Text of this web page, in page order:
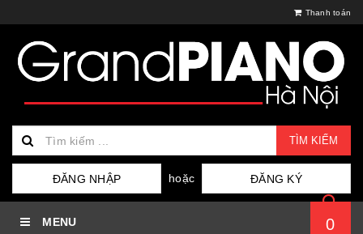
Thanh toán
TÌM KIẾM
ĐĂNG NHẬP hoặc ĐĂNG KÝ
MENU 0